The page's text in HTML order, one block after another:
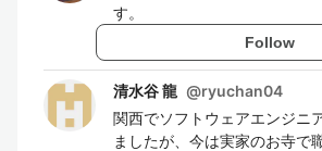
す。
Follow
清水谷 龍 @ryuchan04
関西でソフトウェアエンジニ
ましたが、今は実家のお寺で